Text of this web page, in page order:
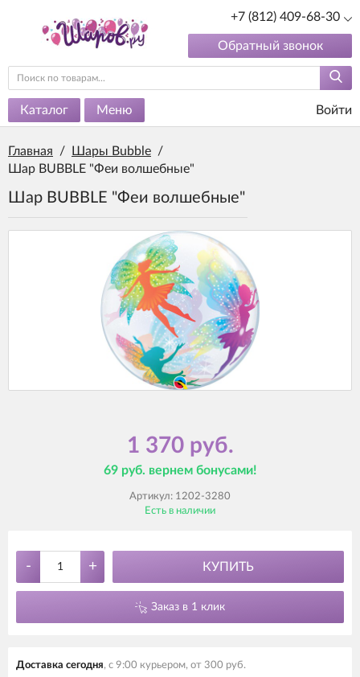
+7 (812) 409-68-30
Обратный звонок
Каталог Меню Войти
Главная / Шары Bubble /
Шар BUBBLE "Феи волшебные"
Шар BUBBLE "Феи волшебные"
1 370 руб.
69 руб. вернем бонусами!
Артикул: 1202-3280
Есть в наличии
- + КУПИТЬ
Заказ в 1 клик
Доставка сегодня, с 9:00 курьером, от 300 руб.